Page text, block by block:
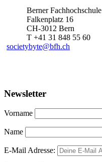
Berner Fachhochschule
Falkenplatz 16
CH-3012 Bern
T +41 31 848 55 60
societybyte@bfh.ch
Newsletter
Vorname
Name
E-Mail Adresse: